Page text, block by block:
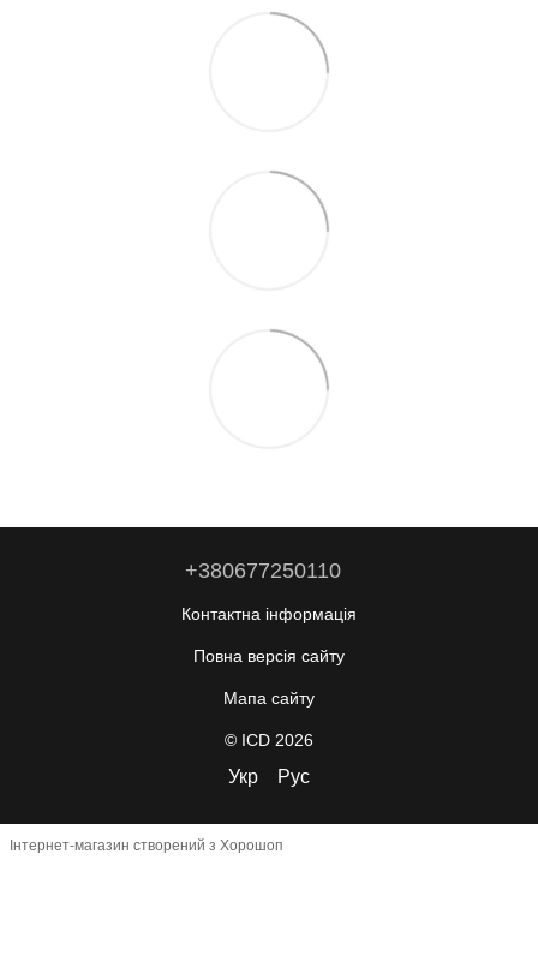
+380677250110
Контактна інформація
Повна версія сайту
Мапа сайту
© ICD 2026
Укр Рус
Інтернет-магазин створений з Хорошоп